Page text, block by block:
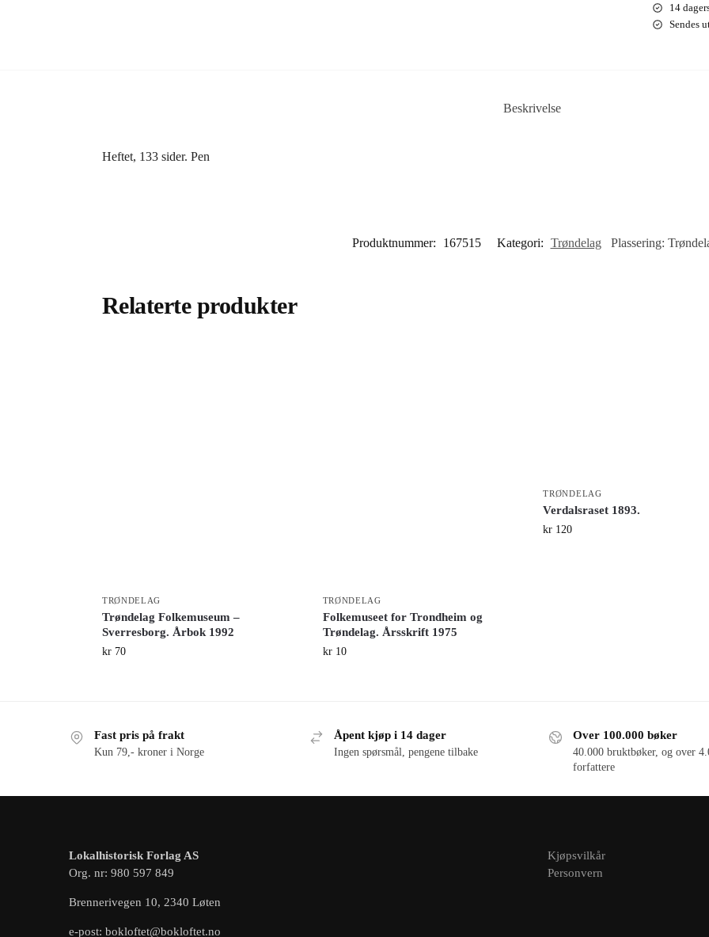
14
Sendes
Beskrivelse
Heftet, 133 sider. Pen
Produktnummer: 167515 Kategori: Trøndelag Plassering:
Relaterte produkter
TRØNDELAG
Trøndelag Folkemuseum –
Sverresborg. Årbok 1992
kr70
TRØNDELAG
Folkemuseet for Trondheim og
Trøndelag. Årsskrift 1975
kr10
TRØNDELAG
Verdalsraset 1893.
kr 120
Fast pris på frakt
Kun 79,- kroner i Norge
Åpent kjøp i 14 dager
Ingen spørsmål, pengene tilbake
Over 100.000 bøker
40.000 bruktbøker, og over
forfattere
Lokalhistorisk Forlag AS
Org. nr: 980 597 849
Brennerivegen 10, 2340 Løten
e-post: bokloftet@bokloftet.no
Kjøpsvilkår
Personvern